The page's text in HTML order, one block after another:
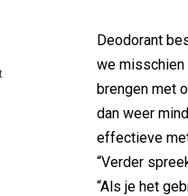
Deodorant
we
brengen met
dan weer
effectieve
“Verder
“Als je het